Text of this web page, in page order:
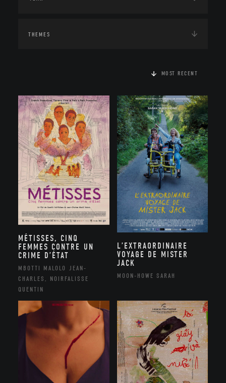
THEMES
MOST RECENT
MÉTISSES, CINQ
FEMMES CONTRE UN
CRIME D’ÉTAT
MBOTTI MALOLO JEAN-
CHARLES, NOIRFALISSE
QUENTIN
L’EXTRAORDINAIRE
VOYAGE DE MISTER
JACK
MOON-HOWE SARAH